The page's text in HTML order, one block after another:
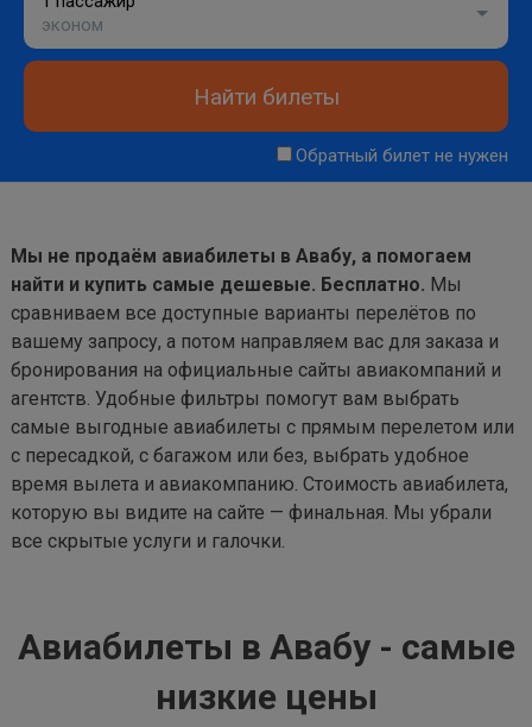
эконом
Найти билеты
Обратный билет не нужен
Мы не продаём авиабилеты в Авабу, а помогаем
найти и купить самые дешевые. Бесплатно. Мы
сравниваем все доступные варианты перелётов по
вашему запросу, а потом направляем вас для заказа и
бронирования на официальные сайты авиакомпаний и
агентств. Удобные фильтры помогут вам выбрать
самые выгодные авиабилеты с прямым перелетом или
с пересадкой, с багажом или без, выбрать удобное
время вылета и авиакомпанию. Стоимость авиабилета,
которую вы видите на сайте — финальная. Мы убрали
все скрытые услуги и галочки.
Авиабилеты в Авабу - самые
низкие цены